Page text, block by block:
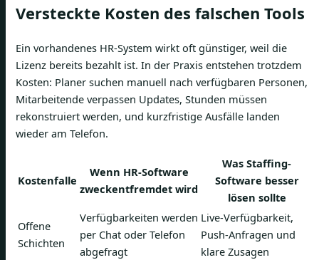
Versteckte Kosten des falschen Tools
Ein vorhandenes HR-System wirkt oft günstiger, weil die
Lizenz bereits bezahlt ist. In der Praxis entstehen trotzdem
Kosten: Planer suchen manuell nach verfügbaren Personen,
Mitarbeitende verpassen Updates, Stunden müssen
rekonstruiert werden, und kurzfristige Ausfälle landen
wieder am Telefon.
Kostenfalle
Wenn HR-Software
zweckentfremdet wird
Was Staffing-
Software besser
lösen sollte
Offene
Schichten
Verfügbarkeiten werden
per Chat oder Telefon
abgefragt
Live-Verfügbarkeit,
Push-Anfragen und
klare Zusagen